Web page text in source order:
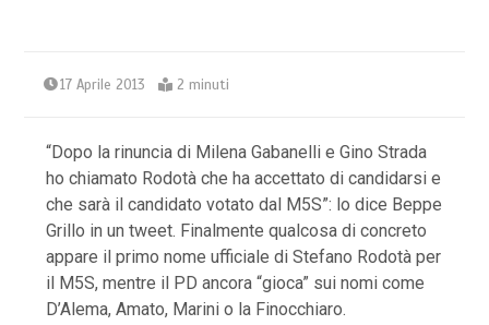
17 Aprile 2013 2 minuti
“Dopo la rinuncia di Milena Gabanelli e Gino Strada
ho chiamato Rodotà che ha accettato di candidarsi e
che sarà il candidato votato dal M5S”: lo dice Beppe
Grillo in un tweet. Finalmente qualcosa di concreto
appare il primo nome ufficiale di Stefano Rodotà per
il M5S, mentre il PD ancora “gioca” sui nomi come
D’Alema, Amato, Marini o la Finocchiaro.